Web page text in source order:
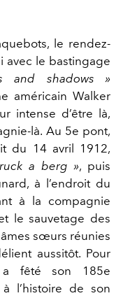
le rendez-
avec le bastingage
and shadows »
américain Walker
intense d’être là,
là. Au 5e pont,
du 14 avril 1912,
a berg », puis
à l’endroit du
à la compagnie
le sauvetage des
âmes sœurs réunies
aussitôt. Pour
a fêté son 185e
l’histoire de son